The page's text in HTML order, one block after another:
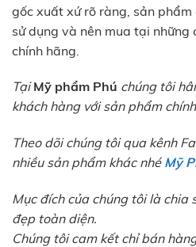
gốc xuất xứ rõ ràng, sản
sử dụng và nên mua tại
chính hãng.
TạiMỹ phẩm Phú chúng tôi
khách hàng với sản phẩm
Theo dõi chúng tôi qua kênh
nhiều sản phẩm khác nhé Mỹ
Mục đích của chúng tôi là chia
đẹp toàn diện.
Chúng tôi cam kết chỉ bán